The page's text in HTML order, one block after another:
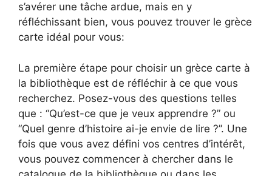
s’avérer une tâche ardue, mais en y
réfléchissant bien, vous pouvez trouver le grèce
carte idéal pour vous:
La première étape pour choisir un grèce carte à
la bibliothèque est de réfléchir à ce que vous
recherchez. Posez-vous des questions telles
que : “Qu’est-ce que je veux apprendre ?” ou
“Quel genre d’histoire ai-je envie de lire ?”. Une
fois que vous avez défini vos centres d’intérêt,
vous pouvez commencer à chercher dans le